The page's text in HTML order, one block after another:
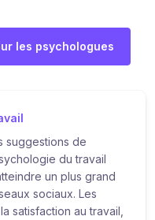
les psychologues
suggestions de
du travail
un plus grand
sociaux. Les
satisfaction au travail,